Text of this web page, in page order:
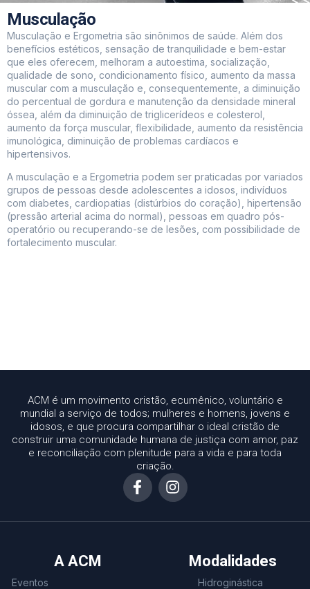
Musculação
Musculação e Ergometria são sinônimos de saúde. Além dos
benefícios estéticos, sensação de tranquilidade e bem-estar
que eles oferecem, melhoram a autoestima, socialização,
qualidade de sono, condicionamento físico, aumento da massa
muscular com a musculação e, consequentemente, a diminuição
do percentual de gordura e manutenção da densidade mineral
óssea, além da diminuição de triglicerídeos e colesterol,
aumento da força muscular, flexibilidade, aumento da resistência
imunológica, diminuição de problemas cardíacos e
hipertensivos.
A musculação e a Ergometria podem ser praticadas por variados
grupos de pessoas desde adolescentes a idosos, indivíduos
com diabetes, cardiopatias (distúrbios do coração), hipertensão
(pressão arterial acima do normal), pessoas em quadro pós-
operatório ou recuperando-se de lesões, com possibilidade de
fortalecimento muscular.
ACM é um movimento cristão, ecumênico, voluntário e
mundial a serviço de todos; mulheres e homens, jovens e
idosos, e que procura compartilhar o ideal cristão de
construir uma comunidade humana de justiça com amor, paz
e reconciliação com plenitude para a vida e para toda
criação.
Modalidades
Hidroginástica
A ACM
Eventos